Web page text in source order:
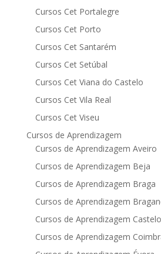
Cursos Cet Portalegre
Cursos Cet Porto
Cursos Cet Santarém
Cursos Cet Setúbal
Cursos Cet Viana do Castelo
Cursos Cet Vila Real
Cursos Cet Viseu
Cursos de Aprendizagem
Cursos de Aprendizagem Aveiro
Cursos de Aprendizagem Beja
Cursos de Aprendizagem Braga
Cursos de Aprendizagem
Cursos de Aprendizagem
Cursos de Aprendizagem